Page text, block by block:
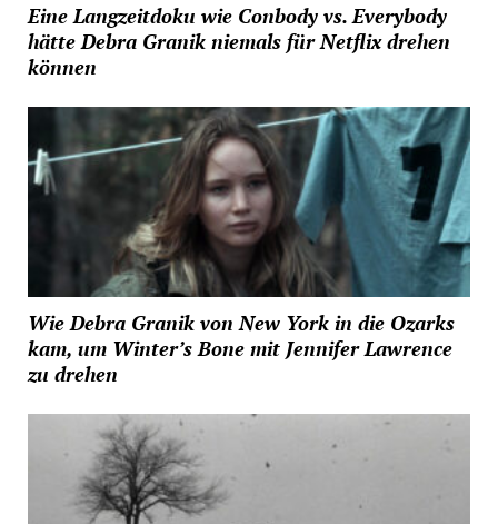
Eine Langzeitdoku wie Conbody vs. Everybody
hätte Debra Granik niemals für Netflix drehen
können
Wie Debra Granik von New York in die Ozarks
kam, um Winter’s Bone mit Jennifer Lawrence
zu drehen